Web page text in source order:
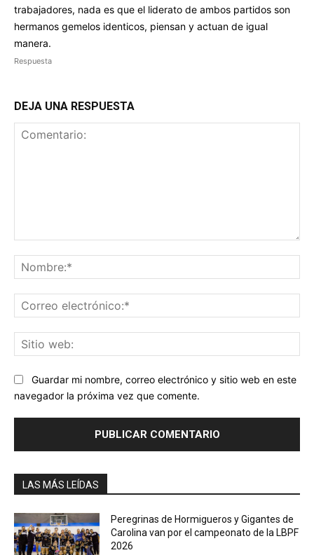
trabajadores, nada es que el liderato de ambos partidos son
hermanos gemelos identicos, piensan y actuan de igual
manera.
Respuesta
DEJA UNA RESPUESTA
Guardar mi nombre, correo electrónico y sitio web en este
navegador la próxima vez que comente.
LAS MÁS LEÍDAS
Peregrinas de Hormigueros y Gigantes de
Carolina van por el campeonato de la LBPF
2026